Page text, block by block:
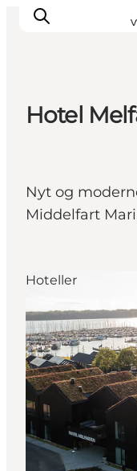
Overnatning
Det Sker
Hotel
Nyt og
Middelfart
Hoteller